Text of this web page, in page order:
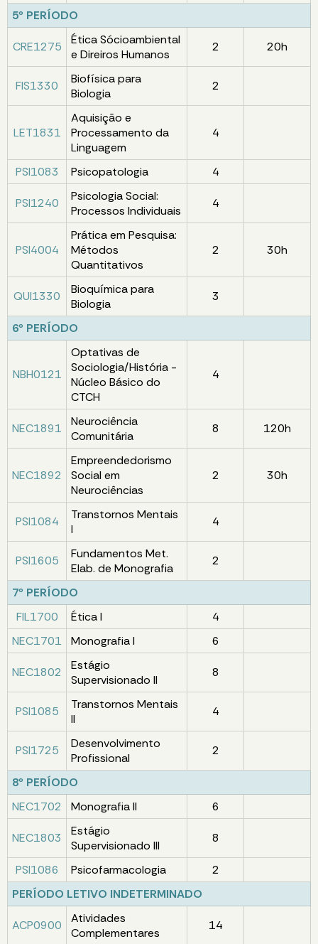
5º PERÍODO
CRE1275
Ética Sócioambiental
e Direiros Humanos
2 20h
FIS1330
Biofísica para
Biologia
2
LET1831
Aquisição e
Processamento da
Linguagem
4
PSI1083 Psicopatologia 4
PSI1240
Psicologia Social:
Processos Individuais
4
PSI4004
Prática em Pesquisa:
Métodos
Quantitativos
2 30h
QUI1330
Bioquímica para
Biologia
3
6º PERÍODO
NBH0121
Optativas de
Sociologia/História -
Núcleo Básico do
CTCH
4
NEC1891
Neurociência
Comunitária
8 120h
NEC1892
Empreendedorismo
Social em
Neurociências
2 30h
PSI1084
Transtornos Mentais
I
4
PSI1605
Fundamentos Met.
Elab. de Monografia
2
7º PERÍODO
FIL1700
Ética I
4
NEC1701
Monografia I 6
NEC1802
Estágio
Supervisionado II
8
PSI1085
Transtornos Mentais
II
4
PSI1725
Desenvolvimento
Profissional
2
8º PERÍODO
NEC1702
Monografia II 6
NEC1803
Estágio
Supervisionado III
8
PSI1086 Psicofarmacologia
2
PERÍODO LETIVO INDETERMINADO
ACP0900
Atividades
Complementares
14